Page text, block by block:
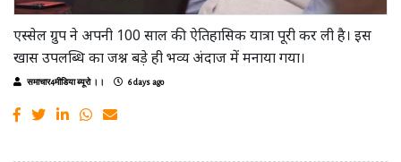
एस्सेल ग्रुप ने अपनी 100 साल की ऐतिहासिक यात्रा पूरी कर ली है। इस
खास उपलब्धि का जश्न बड़े ही भव्य अंदाज में मनाया गया।
समाचार4मीडिया ब्यूरो ।। 6 days ago